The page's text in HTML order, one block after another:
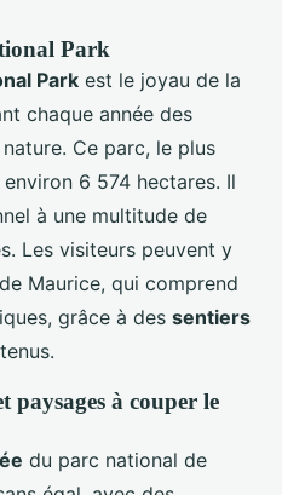
Park
Park est le joyau de la
chaque année des
Ce parc, le plus
6 574 hectares. Il
à une multitude de
Les visiteurs peuvent y
Maurice, qui comprend
grâce à des sentiers
paysages à couper le
du parc national de